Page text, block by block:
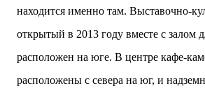
находится именно там. Выставочно-
открытый в 2013 году вместе с залом
расположен на юге. В центре кафе-
расположены с севера на юг, и